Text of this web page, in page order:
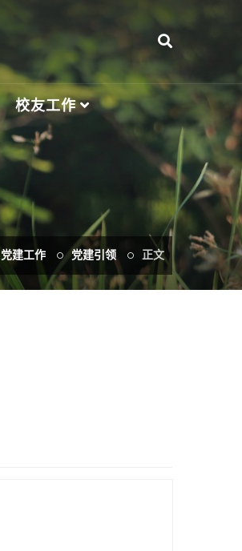
校友工作
党建工作 党建引领 正文